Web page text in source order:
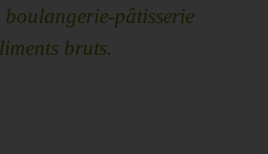
pâtisserie
bruts.